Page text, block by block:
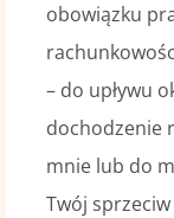
obowiązku
– do upływu
dochodzenie
mnie lub do
Twój